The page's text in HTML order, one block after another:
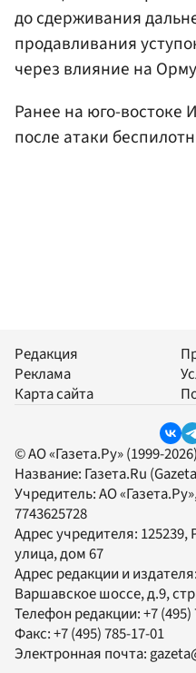
до сдерживания
продавливания
через влияние на
Ранее на юго-востоке
после атаки
Редакция
Реклама
Карта сайта
© АО «Газета.Ру» (1999-
Название: Газета.Ru
Учредитель:АО «Газета.Ру»
7743625728
Адрес учредителя:
улица, дом 67
Адрес редакции и издателя:
Варшавское шоссе, д.9,
Телефон редакции:+7
Факс:+7 (495) 785-17-01
Электронная почта: